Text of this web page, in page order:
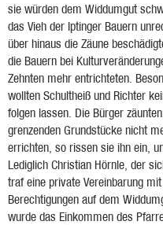
sie würden dem Widdumgut
das Vieh der Iptinger Bauern
über hinaus die Zäune
die Bauern bei
Zehnten mehr entrichteten.
wollten Schultheiß und Richter
folgen lassen. Die Bürger
grenzenden Grundstücke nicht
errichten, so rissen sie ihn ein,
Lediglich Christian Hörnle, der
traf eine private Vereinbarung
Berechtigun­gen auf dem
wurde das Einkom­men des